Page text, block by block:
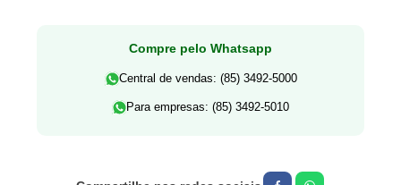
Compre pelo Whatsapp
Central de vendas: (85) 3492-5000
Para empresas: (85) 3492-5010